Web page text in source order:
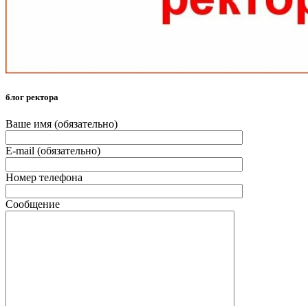
блог ректора
Ваше имя (обязательно)
E-mail (обязательно)
Номер телефона
Сообщение